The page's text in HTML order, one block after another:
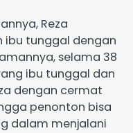
Reza
ibu tunggal dengan
selama 38
ibu tunggal dan
dengan cermat
penonton bisa
dalam menjalani